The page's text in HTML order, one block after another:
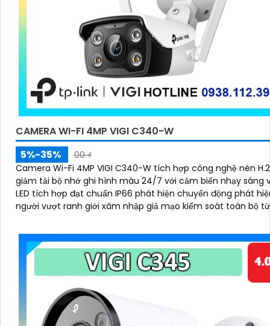
CAMERA WI-FI 4MP VIGI C340-W
5%-35%
00 ₫
Camera Wi-Fi 4MP VIGI C340-W tích hợp công nghệ nén H.265+ giúp
giảm tải bộ nhớ ghi hình màu 24/7 với cảm biến nhạy sáng
LED tích hợp đạt chuẩn IP66 phát hiện chuyển động phát
người vượt ranh giới xâm nhập giả mạo kiểm soát toàn bộ